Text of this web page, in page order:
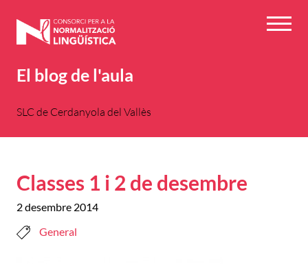
El blog de l'aula
SLC de Cerdanyola del Vallès
Classes 1 i 2 de desembre
2 desembre 2014
General